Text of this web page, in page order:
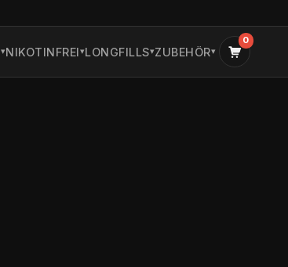
NIKOTINFREI LONGFILLS ZUBEHÖR
0